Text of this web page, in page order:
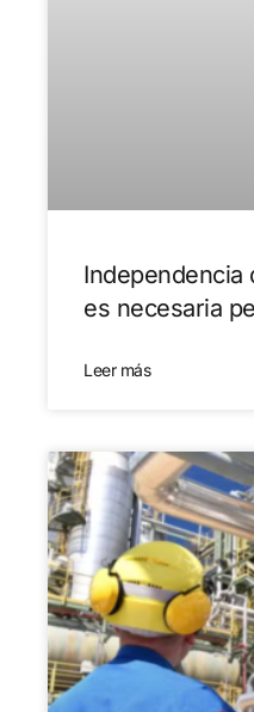
Independencia
es necesaria
Leer más